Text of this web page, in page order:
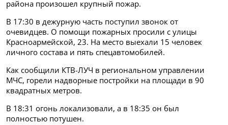
района произошел крупный пожар.
В 17:30 в дежурную часть поступил звонок от
очевидцев. О помощи пожарных просили с улицы
Красноармейской, 23. На место выехали 15 человек
личного состава и пять спецавтомобилей.
Как сообщили КТВ-ЛУЧ в региональном управлении
МЧС, горели надворные постройки на площади в 90
квадратных метров.
В 18:31 огонь локализовали, а в 18:35 он был
полностью потушен.